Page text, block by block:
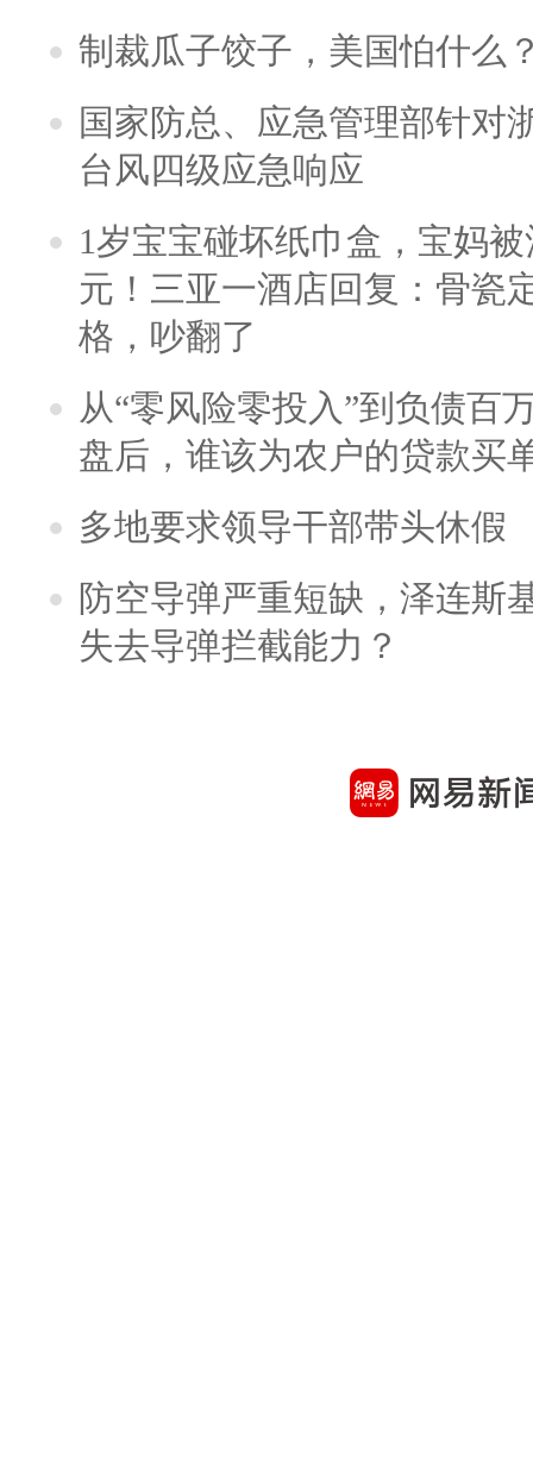
制裁瓜子饺子，美国怕什么
国家防总、应急管理部针对
台风四级应急响应
1岁宝宝碰坏纸巾盒，宝妈
元！三亚一酒店回复：骨瓷
格，吵翻了
从“零风险零投入”到负债百
盘后，谁该为农户的贷款买
多地要求领导干部带头休假
防空导弹严重短缺，泽连斯
失去导弹拦截能力？